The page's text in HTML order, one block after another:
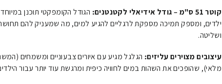
קוטר 51 ס"מ – גודל אידיאלי לקטנטנים:
הגודל הקומפקטי תוכנן
ילדים, ומספק תמיכה מספקת לרגליים להגיע למים, מה שמעניק להם
ושליטה.
עיצובים מצוירים עליזים: הגלגל מגיע עם איורים צבעוניים ומשמחים
מלאי), שהופכים את השהות במים לחוויה כיפית ומרגשת עוד יותר עבור